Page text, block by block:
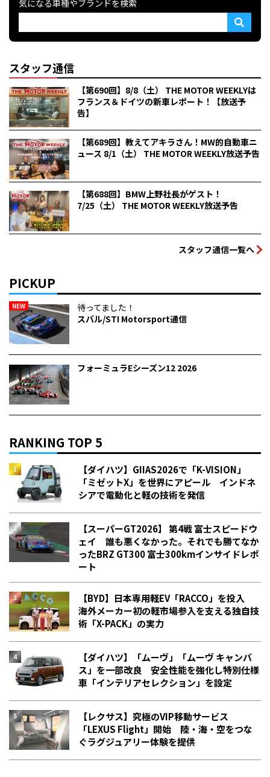
気になる車種やブランドを検索
スタッフ通信
【第690回】8/8（土） THE MOTOR WEEKLYは
フランス＆ドイツの新車レポート！【放送予
告】
【第689回】教えてアキラさん！MW的自動車ニ
ュース 8/1（土） THE MOTOR WEEKLY放送予告
【第688回】BMW上野社長がゲスト！
7/25（土） THE MOTOR WEEKLY放送予告
スタッフ通信一覧へ
PICKUP
NEW
待ってました！
スバル/STI Motorsport通信
フォーミュラEシーズン12 2026
RANKING TOP 5
【ダイハツ】GIIAS2026で「K-VISION」
「ミゼットX」を世界にアピール インドネ
シアで電動化と軽の技術を発信
【スーパーGT2026】 第4戦 富士スピードウ
ェイ 誰も悪くなかった。それでも勝てなか
った――BRZ GT300 富士300kmインサイドレポ
ート
【BYD】日本専用軽EV「RACCO」を投入
海外メーカー初の軽市場参入を支える独自技
術「X-PACK」の実力
【ダイハツ】「ムーヴ」「ムーヴ キャンバ
ス」を一部改良 安全性能を強化し特別仕様
車「インテリアセレクション」を設定
【レクサス】究極のVIP移動サービス
「LEXUS Flight」開始 陸・海・空をつな
ぐラグジュアリー体験を提供